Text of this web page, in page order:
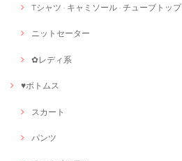
Tシャツ · キャミソール · チューブトップ
ニットセーター
✿レディ系
♥ボトムス
スカート
パンツ